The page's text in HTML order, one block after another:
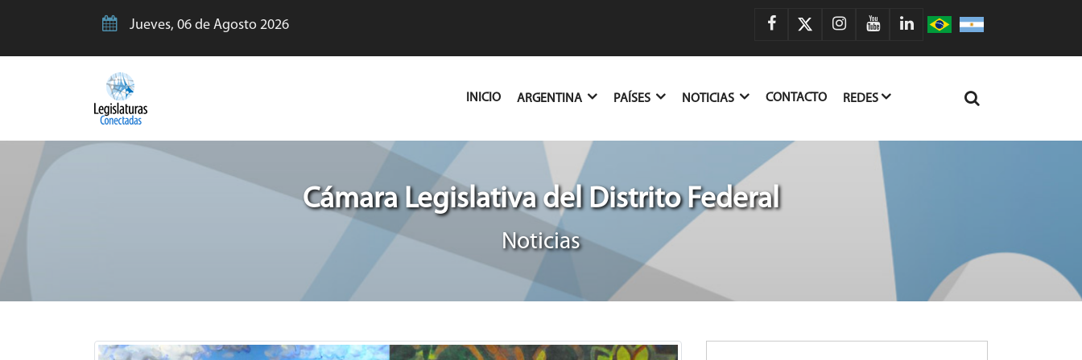
Jueves, 06 de Agosto 2026
INICIO(CURRENT)
ARGENTINA PAÍSES NOTICIAS CONTACTO REDES
Cámara Legislativa del Distrito Federal
Noticias